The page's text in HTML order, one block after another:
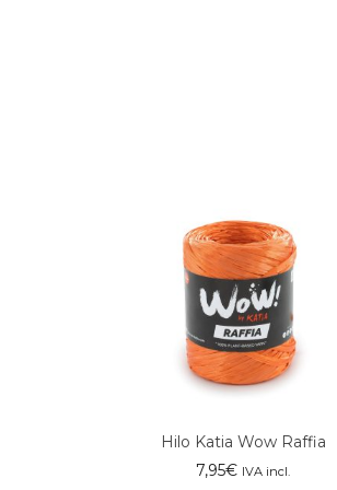
Hilo Katia Wow Raffia
7,95€ IVA incl.